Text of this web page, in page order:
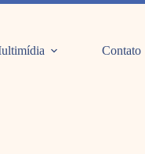
Contato